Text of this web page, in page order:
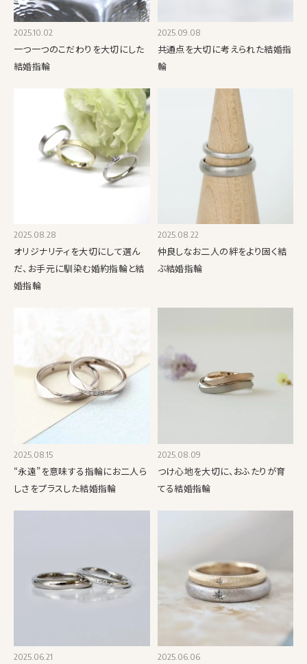
2025.10.02
一つ一つのこだわりを大切にした
結婚指輪
2025.09.08
共通点を大切に考えられた結婚指
輪
2025.08.28
オリジナリティを大切にして選ん
だ、お手元に馴染む婚約指輪と結
婚指輪
2025.08.22
仲良しなお二人の絆をより固く結
ぶ結婚指輪
2025.08.15
“永遠”を意味する指輪にお二人ら
しさをプラスした結婚指輪
2025.08.09
つけ心地を大切に、おふたりが育
てる結婚指輪
2025.06.21 2025.06.06